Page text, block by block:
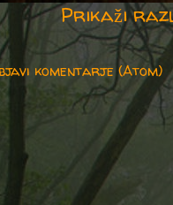
Prikaži
komentarje (Atom)